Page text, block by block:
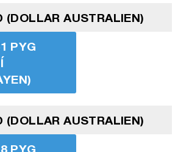
(DOLLAR AUSTRALIEN)
PYG
(DOLLAR AUSTRALIEN)
PYG